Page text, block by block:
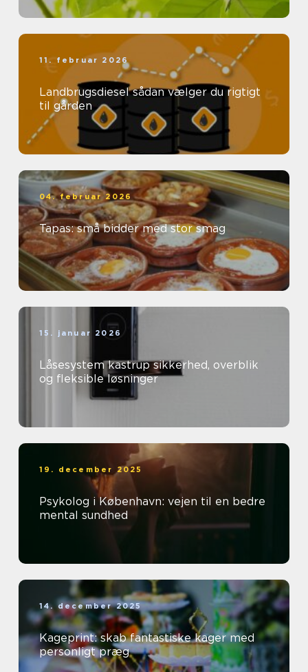
11. februar 2026
Landbrugsdiesel sådan vælger du rigtigt
til gården
04. februar 2026
Tapas: små bidder med stor smag
15. januar 2026
Låsesystem kastrup sikkerhed, overblik
og fleksible løsninger
19. december 2025
Psykolog i København: vejen til en bedre
mental sundhed
14. december 2025
Kageprint: skab fantastiske kager med
personligt præg